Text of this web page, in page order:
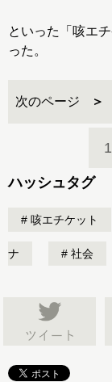
といった「咳エ
った。
次のページ
1
ハッシュタグ
咳エチケット
ナ 社会